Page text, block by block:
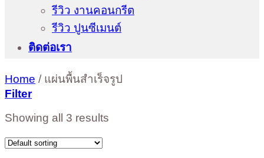
รีวิว งานคอนกรีต
รีวิว ปูนซีเมนต์
ติดต่อเรา
Home / แผ่นพื้นสำเร็จรูป
Filter
Showing all 3 results